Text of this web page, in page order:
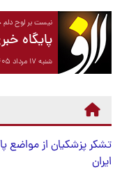
نیست بر لوح دلم
پایگاه
شنبه ۱۷ مرداد ۱۴۰۵ برابر با ۰۸ آگوست ۲۰۲۶
تشکر پزشکیان از مواضع
ایران